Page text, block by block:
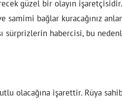
güzel bir olayın işaretçisidir.
bağlar kuracağınız
sürprizlerin habercisi, bu
olacağına işarettir. Rüya